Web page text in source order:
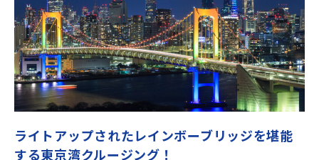
ライトアップされたレインボーブリッジを堪能
する東京湾クルージング！